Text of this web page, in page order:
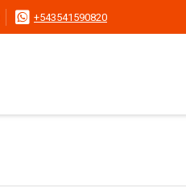
+543541590820